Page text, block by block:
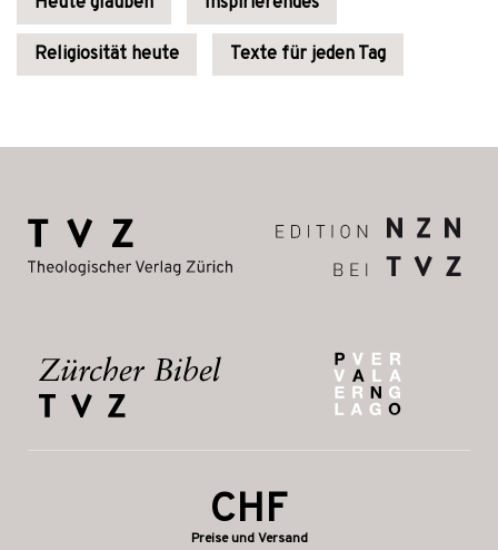
Religiosität heute Texte für jeden Tag
CHF
Preise und Versand